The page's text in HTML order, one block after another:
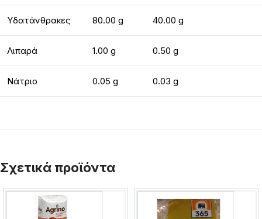
Υδατάνθρακες 80.00 g 40.00 g
Λιπαρά 1.00 g 0.50 g
Νάτριο 0.05 g 0.03 g
Σχετικά προϊόντα